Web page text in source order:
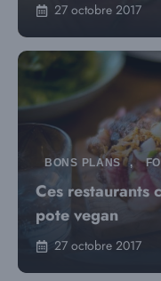
27 octobre 2017
BONS PLANS ,
Ces restaurants
pote vegan
27 octobre 2017